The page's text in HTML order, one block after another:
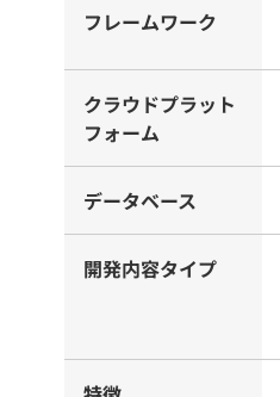
フレームワーク
クラウドプラット
フォーム
データベース
開発内容タイプ